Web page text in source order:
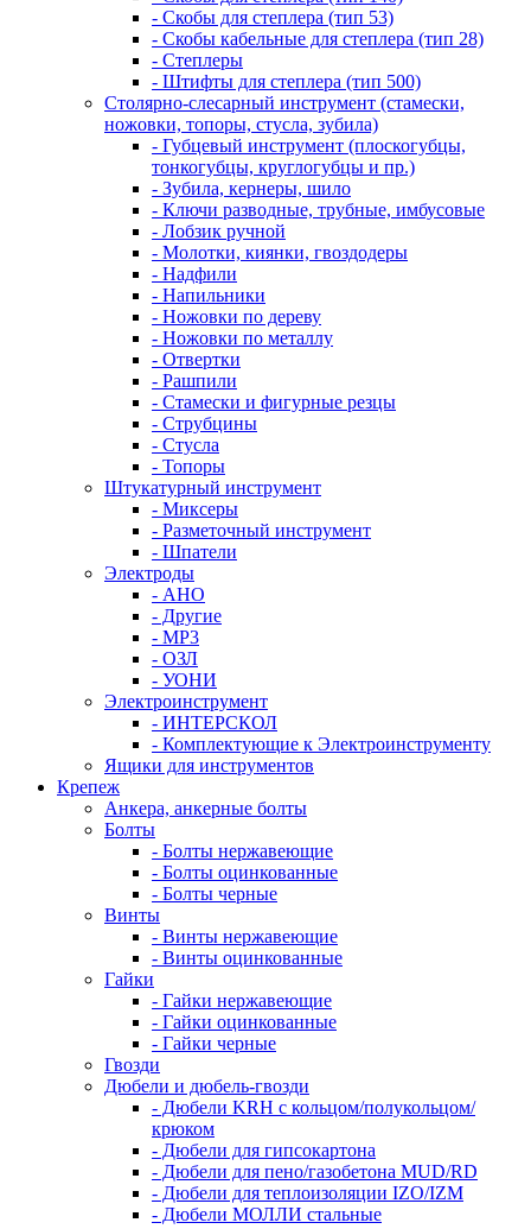
- Скобы для степлера (тип 53)
- Скобы кабельные для степлера (тип 28)
- Степлеры
- Штифты для степлера (тип 500)
Столярно-слесарный инструмент (стамески,
ножовки, топоры, стусла, зубила)
- Губцевый инструмент (плоскогубцы,
тонкогубцы, круглогубцы и пр.)
- Зубила, кернеры, шило
- Ключи разводные, трубные, имбусовые
- Лобзик ручной
- Молотки, киянки, гвоздодеры
- Надфили
- Напильники
- Ножовки по дереву
- Ножовки по металлу
- Отвертки
- Рашпили
- Стамески и фигурные резцы
- Струбцины
- Стусла
- Топоры
Штукатурный инструмент
- Миксеры
- Разметочный инструмент
- Шпатели
Электроды
- АНО
- Другие
- МР3
- ОЗЛ
- УОНИ
Электроинструмент
- ИНТЕРСКОЛ
- Комплектующие к Электроинструменту
Ящики для инструментов
Крепеж
Анкера, анкерные болты
Болты
- Болты нержавеющие
- Болты оцинкованные
- Болты черные
Винты
- Винты нержавеющие
- Винты оцинкованные
Гайки
- Гайки нержавеющие
- Гайки оцинкованные
- Гайки черные
Гвозди
Дюбели и дюбель-гвозди
- Дюбели KRH с кольцом/полукольцом/
крюком
- Дюбели для гипсокартона
- Дюбели для пено/газобетона MUD/RD
- Дюбели для теплоизоляции IZO/IZM
- Дюбели МОЛЛИ стальные